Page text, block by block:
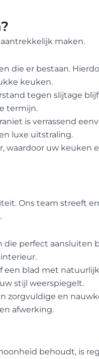
maken.
die er bestaan.
keuken.
tegen slijtage
termijn.
is verrassend
luxe uitstraling.
uw keuken
Ons team streeft
perfect aansluiten
een blad met
stijl weerspiegelt.
zorgvuldige en
afwerking.
behoudt, is